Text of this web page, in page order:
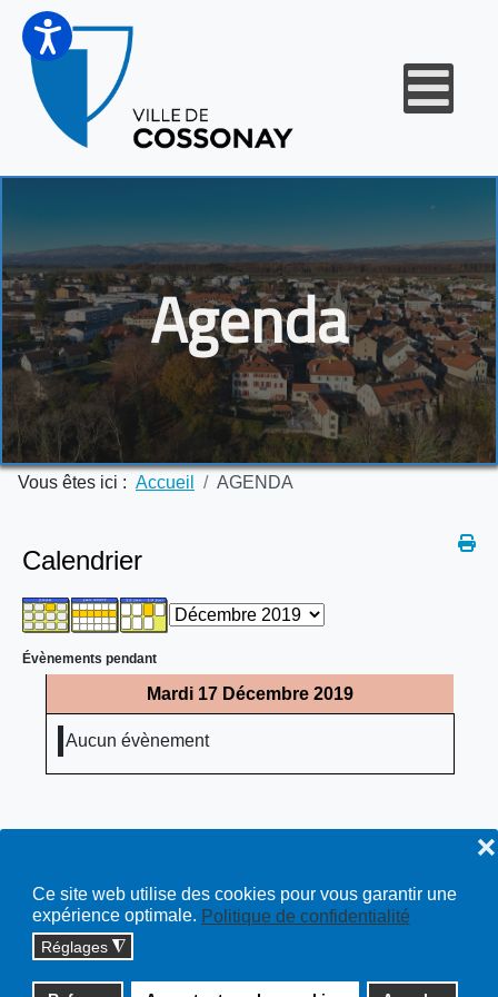
Ce site web utilise des cookies pour vous garantir une
expérience optimale. Politique de confidentialité
Réglages ◮
❌
Agenda
Vous êtes ici : Accueil AGENDA
Calendrier
Évènements pendant
Mardi 17 Décembre 2019
Aucun évènement
Copyright © 2026 cossonay.ch - tous droits réservés | site :